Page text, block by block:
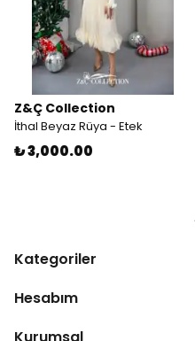
Z&Ç Collection
İthal Beyaz Rüya - Etek
₺ 3,000.00
Kategoriler
Hesabım